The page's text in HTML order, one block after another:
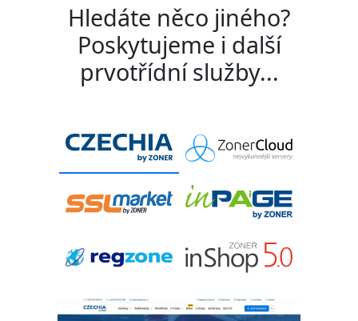
Hledáte něco jiného?
Poskytujeme i další
prvotřídní služby...